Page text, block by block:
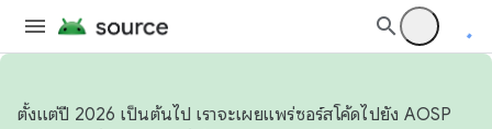
ตั้งแต่ปี 2026 เป็นต้นไป เราจะเผยแพร่ซอร์สโค้ดไปยัง AOSP